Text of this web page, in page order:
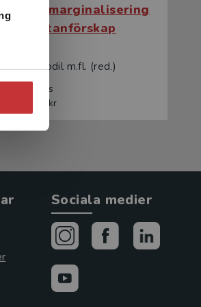
marginalisering
och utanförskap
Lis-Bodil m.fl. (red.)
inkl. moms
256 kr
Sociala medier